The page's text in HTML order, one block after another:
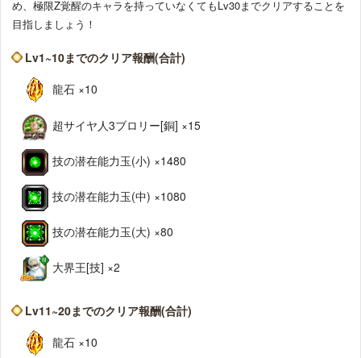
め、極限Z覚醒のキャラを持っていなくてもLv30までクリアすることを
目指しましょう！
Lv1~10までのクリア報酬(合計)
龍石 ×10
超サイヤ人3ブロリー[銅] ×15
技の潜在能力玉(小) ×1480
技の潜在能力玉(中) ×1080
技の潜在能力玉(大) ×80
大界王[技] ×2
Lv11~20までのクリア報酬(合計)
龍石 ×10